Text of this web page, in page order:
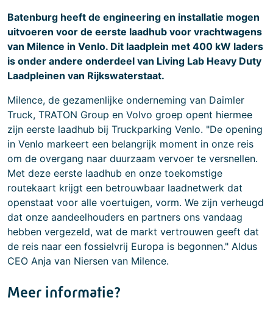
Batenburg heeft de engineering en installatie mogen
uitvoeren voor de eerste laadhub voor vrachtwagens
van Milence in Venlo. Dit laadplein met 400 kW laders
is onder andere onderdeel van Living Lab Heavy Duty
Laadpleinen van Rijkswaterstaat.
Milence, de gezamenlijke onderneming van Daimler
Truck, TRATON Group en Volvo groep opent hiermee
zijn eerste laadhub bij Truckparking Venlo. "De opening
in Venlo markeert een belangrijk moment in onze reis
om de overgang naar duurzaam vervoer te versnellen.
Met deze eerste laadhub en onze toekomstige
routekaart krijgt een betrouwbaar laadnetwerk dat
openstaat voor alle voertuigen, vorm. We zijn verheugd
dat onze aandeelhouders en partners ons vandaag
hebben vergezeld, wat de markt vertrouwen geeft dat
de reis naar een fossielvrij Europa is begonnen." Aldus
CEO Anja van Niersen van Milence.
Meer informatie?